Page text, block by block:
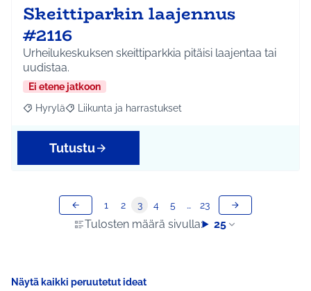
Skeittiparkin laajennus
#2116
Urheilukeskuksen skeittiparkkia pitäisi laajentaa tai
uudistaa.
Ei etene jatkoon
Rajaa tulokset aihepiirin mukaan: Hyrylä
Hyrylä Rajaa tulokset teeman mukaan: Liikunta ja
Liikunta ja harrastukset
Tutustu
Tulosten määrä sivulla: 25
1 2 3 4 5 … 23
Näytä kaikki peruutetut ideat